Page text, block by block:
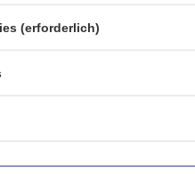
(erforderlich)